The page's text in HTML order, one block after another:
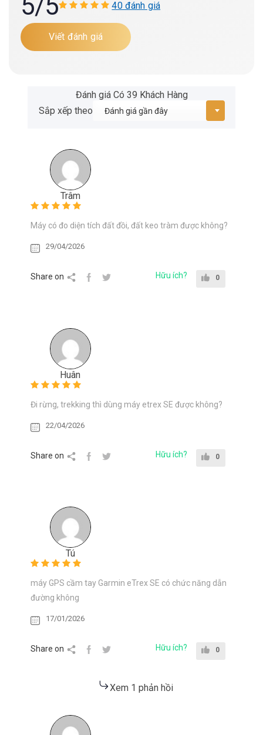
40 đánh giá
Viết đánh giá
Đánh giá Có 39 Khách Hàng
Sắp xếp theo
Trâm
Máy có đo diện tích đất đồi, đất keo tràm được không?
29/04/2026
Share on Hữu ích? 0
Huân
Đi rừng, trekking thì dùng máy etrex SE được không?
22/04/2026
Share on Hữu ích? 0
Tú
máy GPS cầm tay Garmin eTrex SE có chức năng dẫn
đường không
17/01/2026
Share on Hữu ích? 0
Xem 1 phản hồi